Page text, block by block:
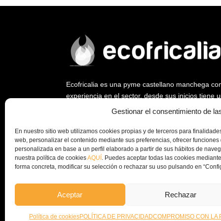
Gestionar el consentimiento de
En nuestro sitio web utilizamos cookies propias y de terceros para
web, personalizar el contenido mediante sus preferencias, ofrecer
personalizada en base a un perfil elaborado a partir de sus hábitos de
nuestra política de cookiesAQUÍ . Puedes aceptar todas las cookies
forma concreta, modificar su selección o rechazar su uso pulsando en
Aceptar Rechazar
Política de cookiesPOLÍTICA DE PRIVACIDADCOMPROMISO CON LA
Ecofricalia es una pyme castellano manchega
experiencia en el sector, desde sus inicios tiene
ya que fue empresa pionera en abrir un nuevo
Desde Ecofricalia, seguimos trabajando a nivel
instalación de plantas de peletizado y equipos
la economía circular y el aprovechamiento de
empresa.
© Copyright 2024 – Ecofricalia POLÍTICA DE